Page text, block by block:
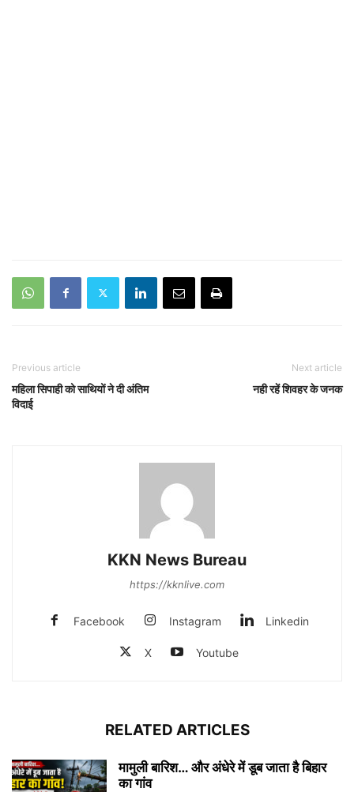
Previous article
महिला सिपाही को साथियों ने दी अंतिम
विदाई
Next article
नही रहें शिवहर के जनक
KKN News Bureau
https://kknlive.com
Facebook Instagram Linkedin
X Youtube
RELATED ARTICLES
मामुली बारिश… और अंधेरे में डूब जाता है बिहार
का गांव